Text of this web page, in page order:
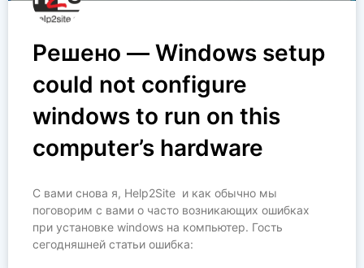
Решено — Windows setup
could not configure
windows to run on this
computer’s hardware
С вами снова я, Help2Site и как обычно мы
поговорим с вами о часто возникающих ошибках
при установке windows на компьютер. Гость
сегодняшней статьи ошибка: